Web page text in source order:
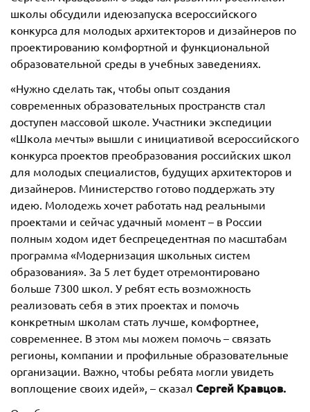
школы обсудили идеюзапуска всероссийского
конкурса для молодых архитекторов и дизайнеров по
проектированию комфортной и функциональной
образовательной среды в учебных заведениях.
«Нужно сделать так, чтобы опыт создания
современных образовательных пространств стал
доступен массовой школе. Участники экспедиции
«Школа мечты» вышли с инициативой всероссийского
конкурса проектов преобразования российских школ
для молодых специалистов, будущих архитекторов и
дизайнеров. Министерство готово поддержать эту
идею. Молодежь хочет работать над реальными
проектами и сейчас удачный момент – в России
полным ходом идет беспрецедентная по масштабам
программа «Модернизация школьных систем
образования». За 5 лет будет отремонтировано
больше 7300 школ. У ребят есть возможность
реализовать себя в этих проектах и помочь
конкретным школам стать лучше, комфортнее,
современнее. В этом мы можем помочь – связать
регионы, компании и профильные образовательные
организации. Важно, чтобы ребята могли увидеть
воплощение своих идей», – сказал Сергей Кравцов.